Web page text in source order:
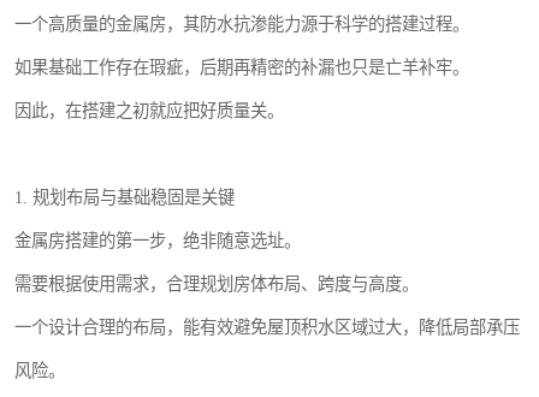
一个高质量的金属房，其防水抗渗能力源于科学的搭建过程。
如果基础工作存在瑕疵，后期再精密的补漏也只是亡羊补牢。
因此，在搭建之初就应把好质量关。
1. 规划布局与基础稳固是关键
金属房搭建的第一步，绝非随意选址。
需要根据使用需求，合理规划房体布局、跨度与高度。
一个设计合理的布局，能有效避免屋顶积水区域过大，降低局部承压
风险。